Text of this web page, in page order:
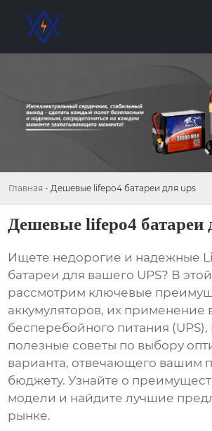
Главная - Дешевые lifepo4 батареи для ups
Дешевые lifepo4 батареи
Ищете недорогие и надежные
батареи для вашего UPS? В
рассмотрим ключевые
аккумуляторов, их применение
бесперебойного питания
полезные советы по выбору
варианта, отвечающего вашим
бюджету. Узнайте о
модели и найдите лучшие
рынке.